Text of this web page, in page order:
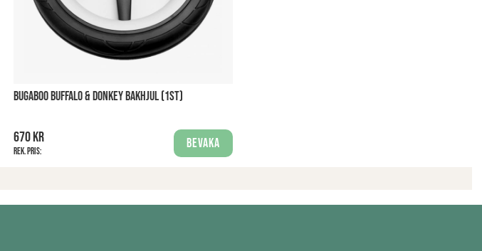
BUGABOO BUFFALO & DONKEY BAKHJUL (1ST)
670 kr
Rek. pris:
Bevaka